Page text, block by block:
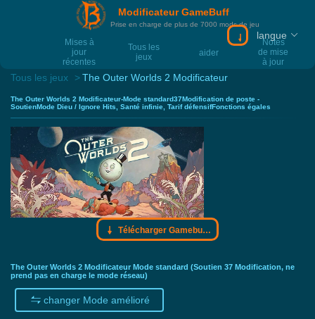
Modificateur GameBuff
Prise en charge de plus de 7000 mods de jeu
Mises à
jour
récentes
Tous les
jeux
aider
Notes
de mise
à jour
Télécharger
langue
Tous les jeux The Outer Worlds 2 Modificateur
The Outer Worlds 2 Modificateur-Mode standard37Modification de poste -
SoutienMode Dieu / Ignore Hits, Santé infinie, Tarif défensifFonctions égales
Télécharger Gamebuff trainer
The Outer Worlds 2 Modificateur Mode standard (Soutien 37 Modification, ne
prend pas en charge le mode réseau)
changer Mode amélioré